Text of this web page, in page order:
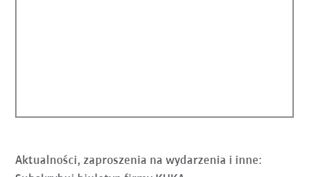
Aktualności, zaproszenia na wydarzenia i inne: